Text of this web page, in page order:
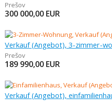
Prešov
300 000,00 EUR
Verkauf (Angebot), 3-zimmer-
Prešov
189 990,00 EUR
Verkauf (Angebot),